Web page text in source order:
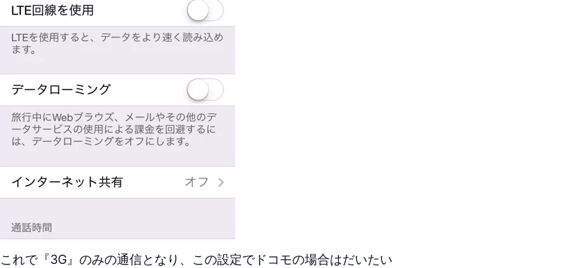
これで『3G』のみの通信となり、この設定でドコモの場合はだいたい